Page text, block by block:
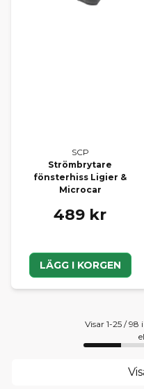
SCP
Strömbrytare
fönsterhiss Ligier &
Microcar
489 kr
LÄGG I KORGEN
Visar 1-25 /